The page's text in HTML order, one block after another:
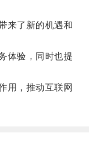
了新的机遇和
验，同时也提
，推动互联网